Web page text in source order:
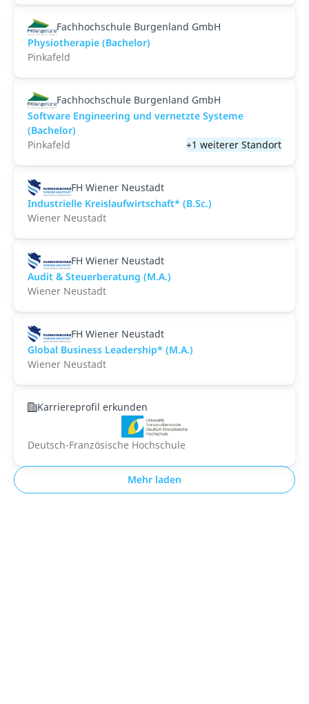
Fachhochschule Burgenland GmbH
Physiotherapie (Bachelor)
Pinkafeld
Fachhochschule Burgenland GmbH
Software Engineering und vernetzte Systeme
(Bachelor)
Pinkafeld
+1 weiterer Standort
FH Wiener Neustadt
Industrielle Kreislaufwirtschaft* (B.Sc.)
Wiener Neustadt
FH Wiener Neustadt
Audit & Steuerberatung (M.A.)
Wiener Neustadt
FH Wiener Neustadt
Global Business Leadership* (M.A.)
Wiener Neustadt
Karriereprofil erkunden
Deutsch-Französische Hochschule
Mehr laden